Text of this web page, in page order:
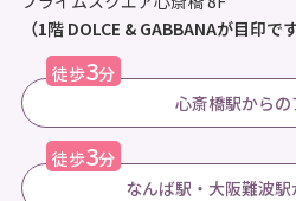
（1階 DOLCE & GABBANAが目印です
徒歩3分
心斎橋駅からの
徒歩3分
なんば駅・大阪難波